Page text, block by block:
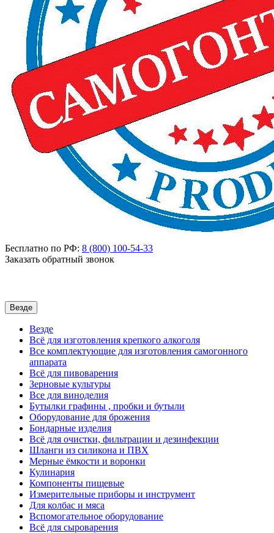
Бесплатно по РФ: 8 (800) 100-54-33
Заказать обратный звонок
Везде
Везде
Всё для изготовления крепкого алкоголя
Все комплектующие для изготовления самогонного
аппарата
Всё для пивоварения
Зерновые культуры
Все для виноделия
Бутылки графины , пробки и бутыли
Оборудование для брожения
Бондарные изделия
Всё для очистки, фильтрации и дезинфекции
Шланги из силикона и ПВХ
Мерные ёмкости и воронки
Кулинария
Компоненты пищевые
Измерительные приборы и инструмент
Для колбас и мяса
Вспомогательное оборудование
Всё для сыроварения